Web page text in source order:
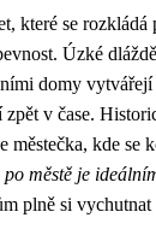
které se rozkládá
Úzké
domy vytvářejí
v čase.
městečka, kde se
po městě je
plně si